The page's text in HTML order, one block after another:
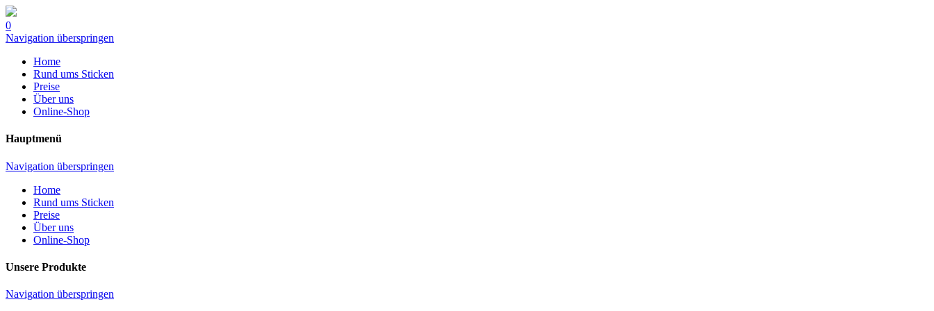
0
Navigation überspringen
Home
Rund ums Sticken
Preise
Über uns
Online-Shop
Hauptmenü
Navigation überspringen
Home
Rund ums Sticken
Preise
Über uns
Online-Shop
Unsere Produkte
Navigation überspringen